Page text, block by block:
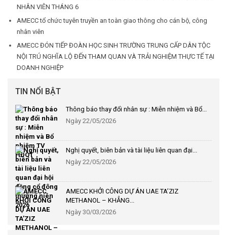
NHÂN VIÊN THÁNG 6
AMECC tổ chức tuyên truyền an toàn giao thông cho cán bộ, công
nhân viên
AMECC ĐÓN TIẾP ĐOÀN HỌC SINH TRƯỜNG TRUNG CẤP DÂN TỘC
NỘI TRÚ NGHĨA LỘ ĐẾN THAM QUAN VÀ TRẢI NGHIỆM THỰC TẾ TẠI
DOANH NGHIỆP
TIN NỔI BẬT
Thông báo thay đổi nhân sự : Miễn nhiệm và Bổ...
Ngày 22/05/2026
Nghị quyết, biên bản và tài liệu liên quan đại...
Ngày 22/05/2026
AMECC KHỞI CÔNG DỰ ÁN UAE TA’ZIZ
METHANOL – KHẲNG...
Ngày 30/03/2026